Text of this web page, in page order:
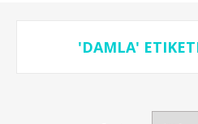
'DAMLA'